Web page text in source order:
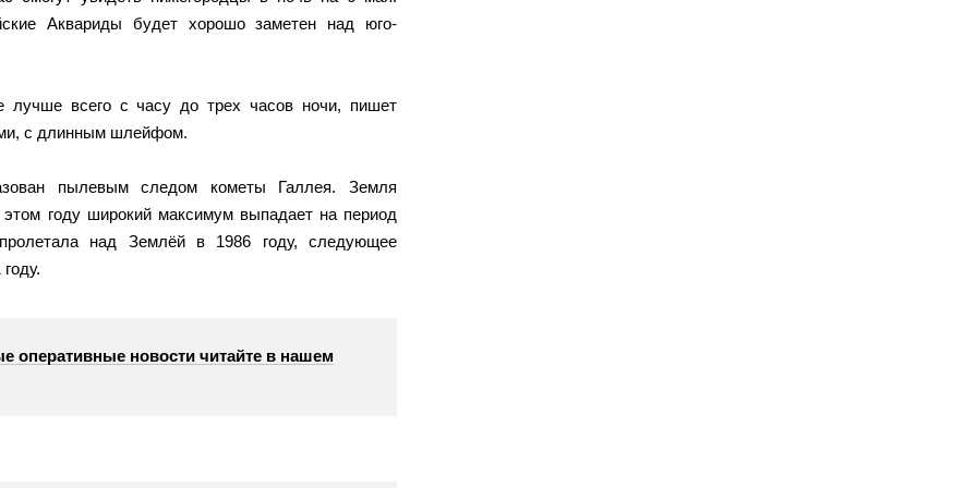
Аквариды будет хорошо заметен над юго-
лучше всего с часу до трех часов ночи, пишет
с длинным шлейфом.
пылевым следом кометы Галлея. Земля
этом году широкий максимум выпадает на период
над Землёй в 1986 году, следующее
оперативные новости читайте в нашем